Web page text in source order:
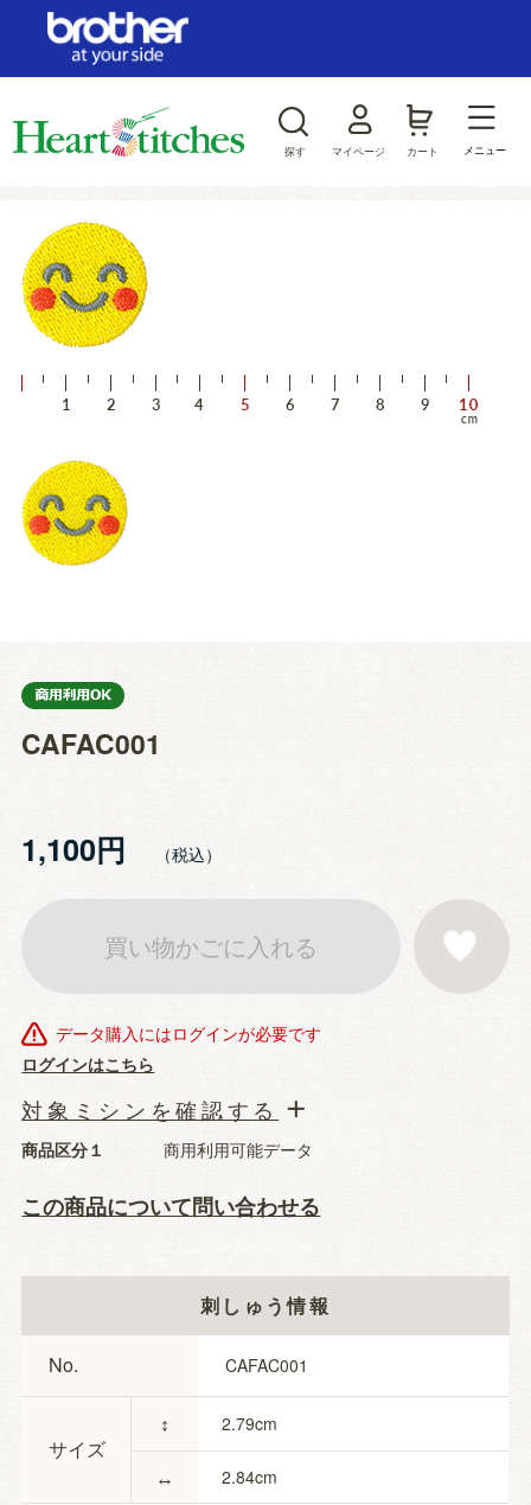
探す マイページ カート メニュー
CAFAC001
1,100円
データ購入にはログインが必要です
買い物かごに入れる
ログインはこちら
お気に入りに登
商品区分１ 商用利用可能データ
この商品について問い合わせる
対象ミシンを確認する
刺しゅう情報
No. CAFAC001
サイズ
↕
↔
2.79
2.84
ログイン/新規会員登録
ジャンルから探す